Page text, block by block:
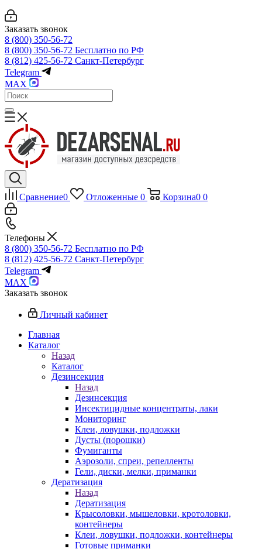
Заказать звонок
8 (800) 350-56-72
8 (800) 350-56-72 Бесплатно по РФ
8 (812) 425-56-72 Санкт-Петербург
Telegram
MAX
Сравнение0 Отложенные 0 Корзина0 0
Телефоны
8 (800) 350-56-72 Бесплатно по РФ
8 (812) 425-56-72 Санкт-Петербург
Telegram
MAX
Заказать звонок
Личный кабинет
Главная
Каталог
Назад
Каталог
Дезинсекция
Назад
Дезинсекция
Инсектицидные концентраты, лаки
Мониторинг
Клеи, ловушки, подложки
Дусты (порошки)
Фумиганты
Аэрозоли, спреи, репелленты
Гели, диски, мелки, приманки
Дератизация
Назад
Дератизация
Крысоловки, мышеловки, кротоловки,
контейнеры
Клеи, ловушки, подложки, контейнеры
Готовые приманки